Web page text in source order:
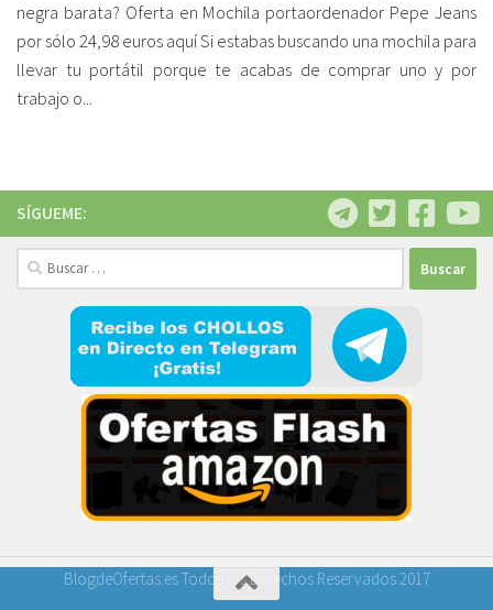
negra barata? Oferta en Mochila portaordenador Pepe Jeans
por sólo 24,98 euros aquí Si estabas buscando una mochila para
llevar tu portátil porque te acabas de comprar uno y por
trabajo o...
SÍGUEME:
Buscar:
BlogdeOfertas.es Todos los Derechos Reservados 2017